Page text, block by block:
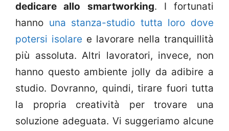
dedicare allo smartworking. I fortunati
hanno una stanza-studio tutta loro dove
potersi isolare e lavorare nella tranquillità
più assoluta. Altri lavoratori, invece, non
hanno questo ambiente jolly da adibire a
studio. Dovranno, quindi, tirare fuori tutta
la propria creatività per trovare una
soluzione adeguata. Vi suggeriamo alcune